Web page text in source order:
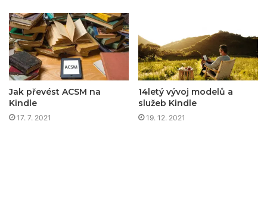
Jak převést ACSM na
Kindle
17. 7. 2021
14letý vývoj modelů a
služeb Kindle
19. 12. 2021